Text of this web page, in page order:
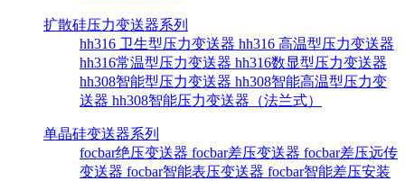
扩散硅压力变送器系列
hh316 卫生型压力变送器 hh316 高温型压力变送器
hh316常温型压力变送器 hh316数显型压力变送器
hh308智能型压力变送器 hh308智能高温型压力变
送器 hh308智能压力变送器（法兰式）
单晶硅变送器系列
focbar绝压变送器 focbar差压变送器 focbar差压远传
变送器 focbar智能表压变送器 focbar智能差压安装